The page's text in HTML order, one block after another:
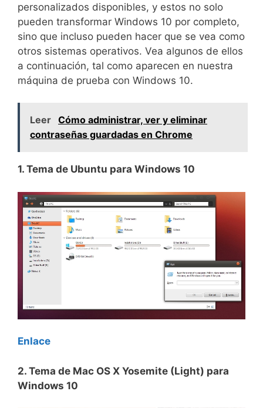
personalizados disponibles, y estos no solo
pueden transformar Windows 10 por completo,
sino que incluso pueden hacer que se vea como
otros sistemas operativos. Vea algunos de ellos
a continuación, tal como aparecen en nuestra
máquina de prueba con Windows 10.
Leer Cómo administrar, ver y eliminar
contraseñas guardadas en Chrome
1. Tema de Ubuntu para Windows 10
Enlace
2. Tema de Mac OS X Yosemite (Light) para
Windows 10